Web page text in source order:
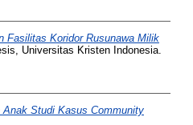
Fasilitas Koridor Rusunawa Milik
Universitas Kristen Indonesia.
Anak Studi Kasus Community